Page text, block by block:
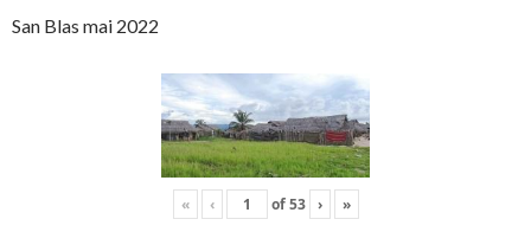
San Blas mai 2022
« ‹ of53 › »